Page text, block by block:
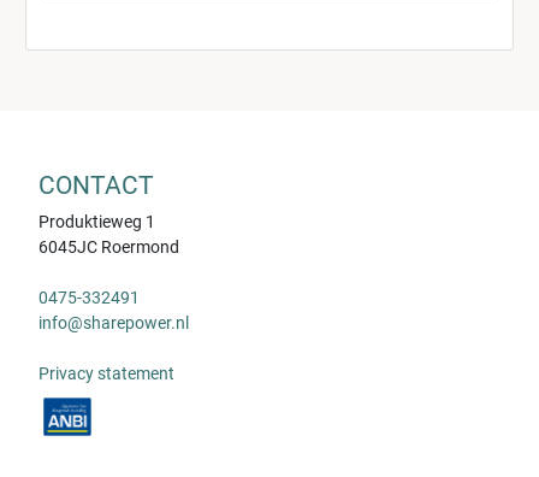
CONTACT
Produktieweg 1
6045JC Roermond
0475-332491
info@sharepower.nl
Privacy statement